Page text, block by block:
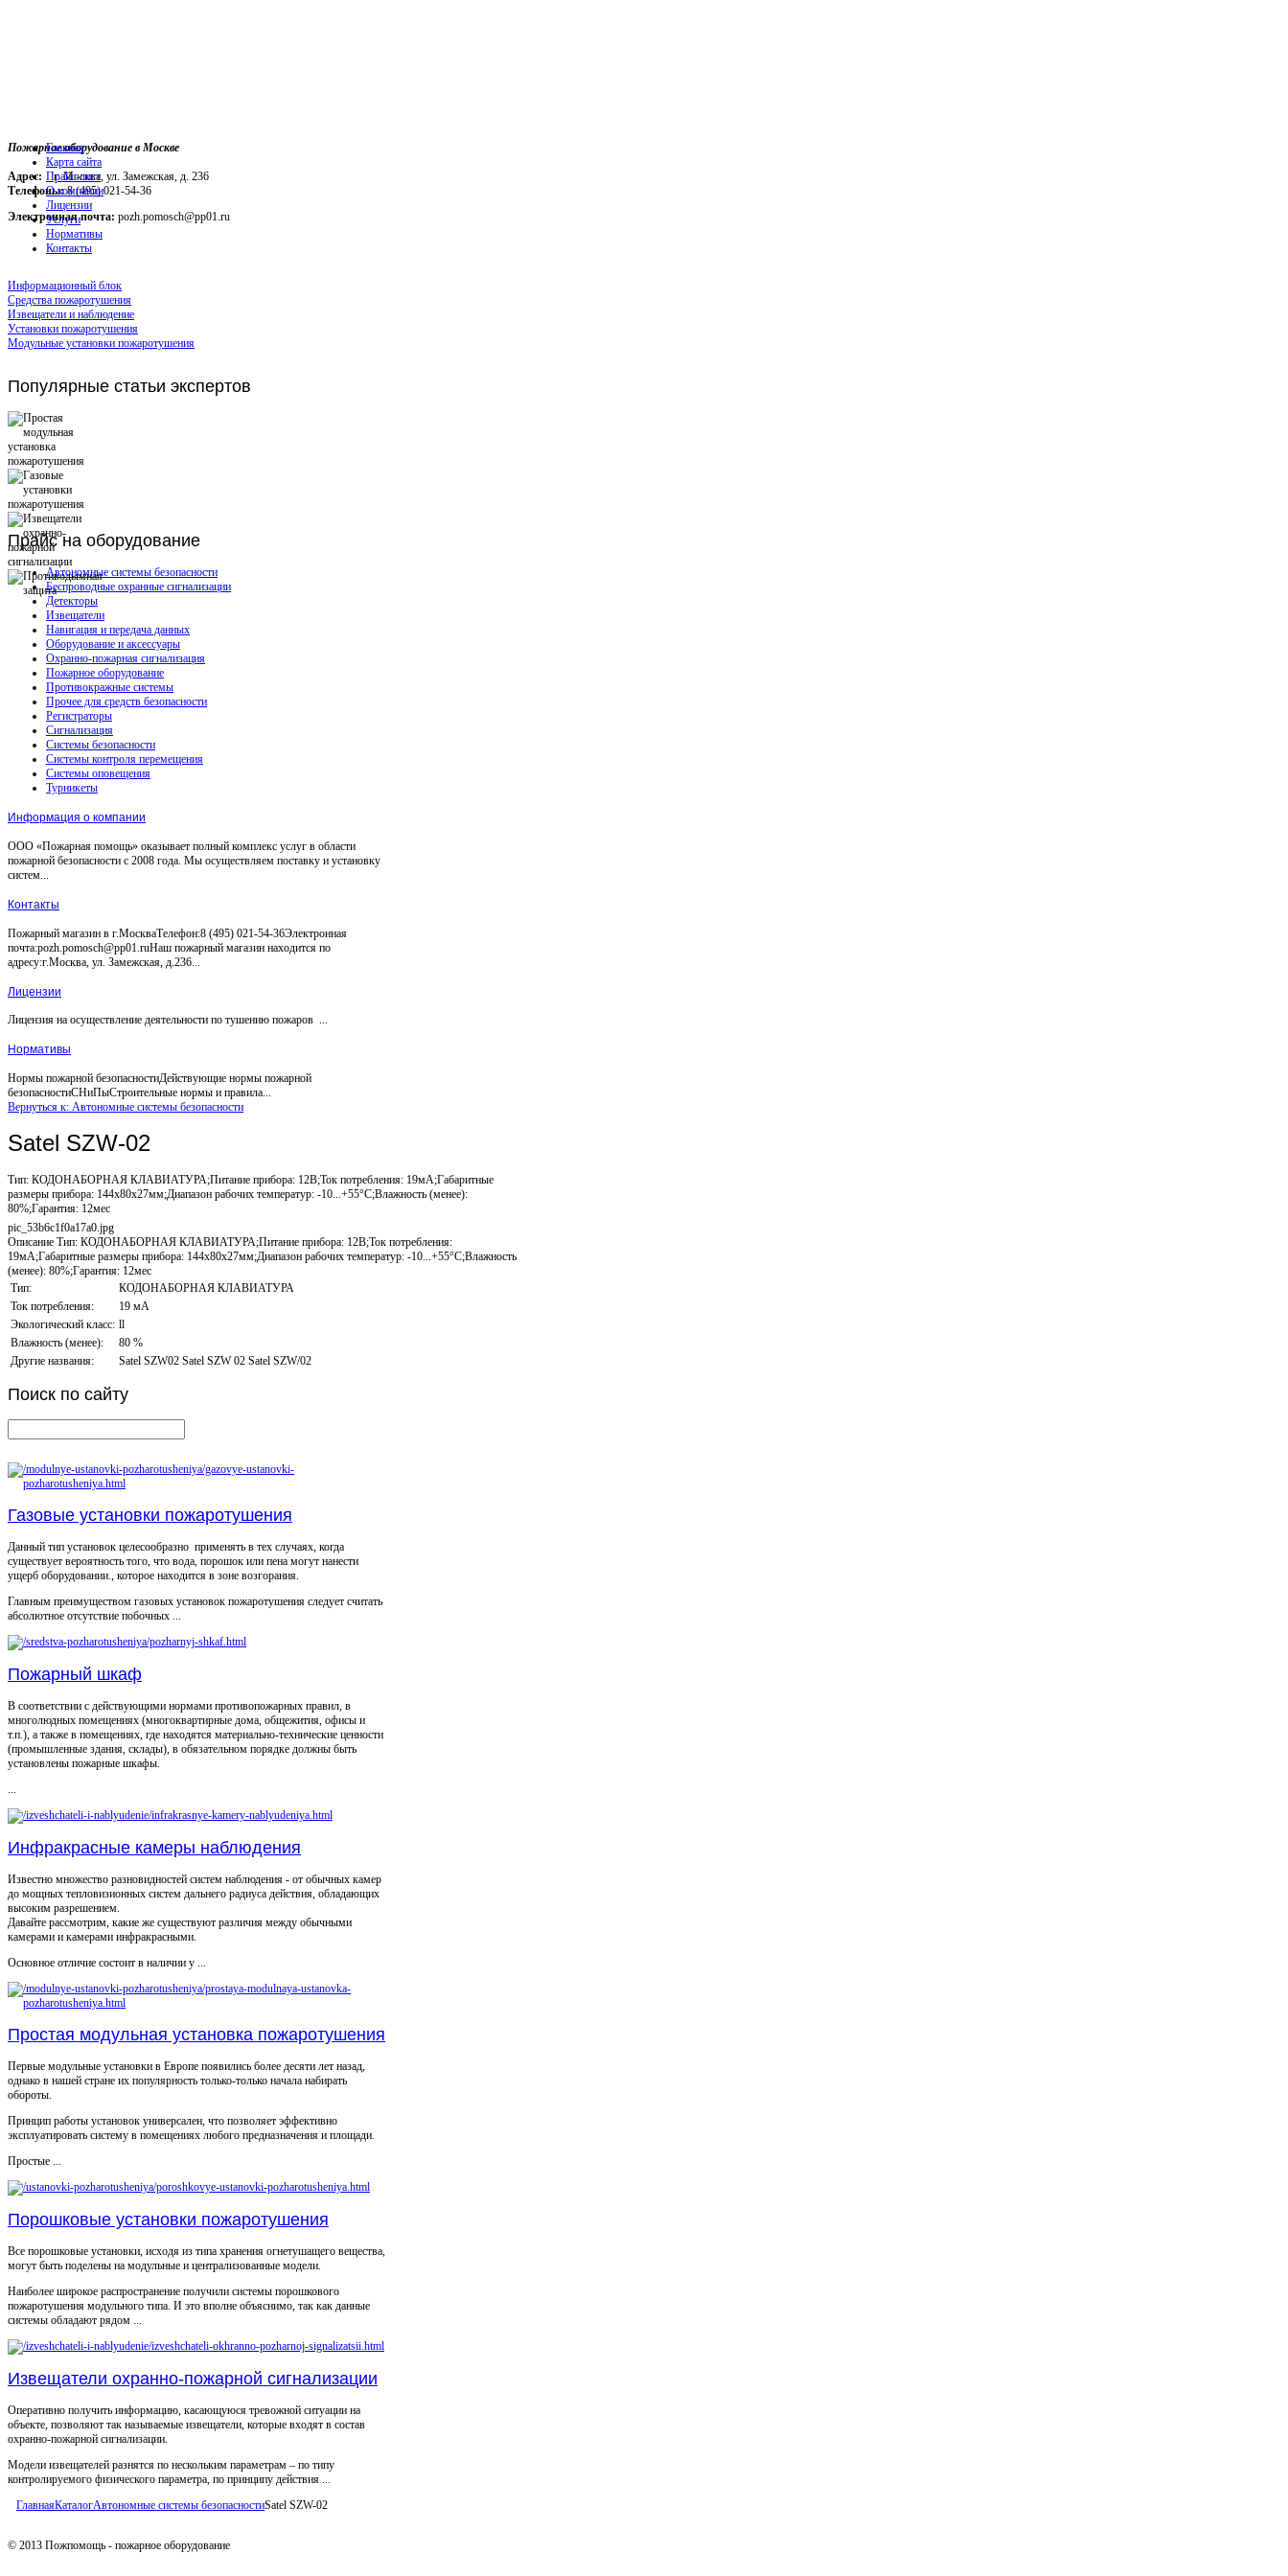
Пожарное оборудование в Москве
Адрес: г. Москва, ул. Замежская, д. 236
Телефоны:8 (495) 021-54-36
Электронная почта: pozh.pomosch@pp01.ru
Главная
Карта сайта
Прайс-лист
О компании
Лицензии
Услуги
Нормативы
Контакты
Информационный блок
Средства пожаротушения
Извещатели и наблюдение
Установки пожаротушения
Модульные установки пожаротушения
Популярные статьи экспертов
Прайсна оборудование
Автономные системы безопасности
Беспроводные охранные сигнализации
Детекторы
Извещатели
Навигация и передача данных
Оборудование и аксессуары
Охранно-пожарная сигнализация
Пожарное оборудование
Противокражные системы
Прочее для средств безопасности
Регистраторы
Сигнализация
Системы безопасности
Системы контроля перемещения
Системы оповещения
Турникеты
Информация о компании
ООО «Пожарная помощь» оказывает полный комплекс услуг в области
пожарной безопасности с 2008 года. Мы осуществляем поставку и установку
систем...
Контакты
Пожарный магазин в г.МоскваТелефон:8 (495) 021-54-36Электронная
почта:pozh.pomosch@pp01.ruНаш пожарный магазин находится по
адресу:г.Москва, ул. Замежская, д.236...
Лицензии
Лицензия на осуществление деятельности по тушению пожаров ...
Нормативы
Нормы пожарной безопасностиДействующие нормы пожарной
безопасностиСНиПыСтроительные нормы и правила...
Вернуться к: Автономные системы безопасности
Satel SZW-02
Тип: КОДОНАБОРНАЯ КЛАВИАТУРА;Питание прибора: 12В;Ток потребления: 19мА;Габаритные
размеры прибора: 144x80x27мм;Диапазон рабочих температур: -10...+55°С;Влажность (менее):
80%;Гарантия: 12мес
pic_53b6c1f0a17a0.jpg
Описание Тип: КОДОНАБОРНАЯ КЛАВИАТУРА;Питание прибора: 12В;Ток потребления:
19мА;Габаритные размеры прибора: 144x80x27мм;Диапазон рабочих температур: -10...+55°С;Влажность
(менее): 80%;Гарантия: 12мес
Тип:
КОДОНАБОРНАЯ КЛАВИАТУРА
Ток потребления:
19 мА
Экологический класс: ll
Влажность (менее):
80 %
Другие названия:
Satel SZW02 Satel SZW 02 Satel SZW/02
Поиск по сайту
Газовые установки пожаротушения
Данный тип установок целесообразно применять в тех случаях, когда
существует вероятность того, что вода, порошок или пена могут нанести
ущерб оборудовании., которое находится в зоне возгорания.
Главным преимуществом газовых установок пожаротушения следует считать
абсолютное отсутствие побочных ...
Пожарный шкаф
В соответствии с действующими нормами противопожарных правил, в
многолюдных помещениях (многоквартирные дома, общежития, офисы и
т.п.), а также в помещениях, где находятся материально-технические ценности
(промышленные здания, склады), в обязательном порядке должны быть
установлены пожарные шкафы.
...
Инфракрасные камеры наблюдения
Известно множество разновидностей систем наблюдения - от обычных камер
до мощных тепловизионных систем дальнего радиуса действия, обладающих
высоким разрешением.
Давайте рассмотрим, какие же существуют различия между обычными
камерами и камерами инфракрасными.
Основное отличие состоит в наличии у ...
Простая модульная установка пожаротушения
Первые модульные установки в Европе появились более десяти лет назад,
однако в нашей стране их популярность только-только начала набирать
обороты.
Принцип работы установок универсален, что позволяет эффективно
эксплуатировать систему в помещениях любого предназначения и площади.
Простые ...
Порошковые установки пожаротушения
Все порошковые установки, исходя из типа хранения огнетушащего вещества,
могут быть поделены на модульные и централизованные модели.
Наиболее широкое распространение получили системы порошкового
пожаротушения модульного типа. И это вполне объяснимо, так как данные
системы обладают рядом ...
Извещатели охранно-пожарной сигнализации
Оперативно получить информацию, касающуюся тревожной ситуации на
объекте, позволяют так называемые извещатели, которые входят в состав
охранно-пожарной сигнализации.
Модели извещателей разнятся по нескольким параметрам – по типу
контролируемого физического параметра, по принципу действия ...
ГлавнаяКаталогАвтономные системы безопасностиSatel SZW-02
© 2013 Пожпомощь - пожарное оборудование